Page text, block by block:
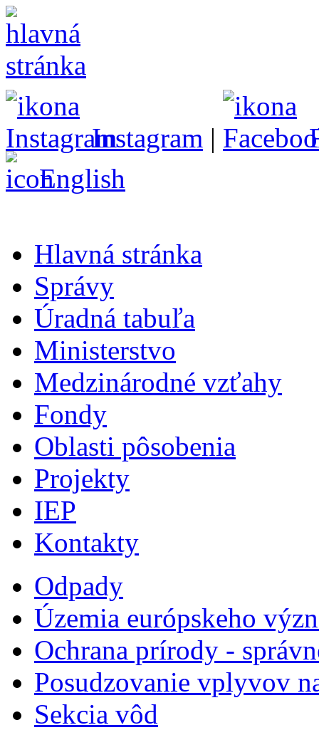
Instagram |
English
Hlavná stránka
Správy
Úradná tabuľa
Ministerstvo
Medzinárodné vzťahy
Fondy
Oblasti pôsobenia
Projekty
IEP
Kontakty
Odpady
Územia európskeho
Ochrana prírody -
Posudzovanie vplyvov
Sekcia vôd